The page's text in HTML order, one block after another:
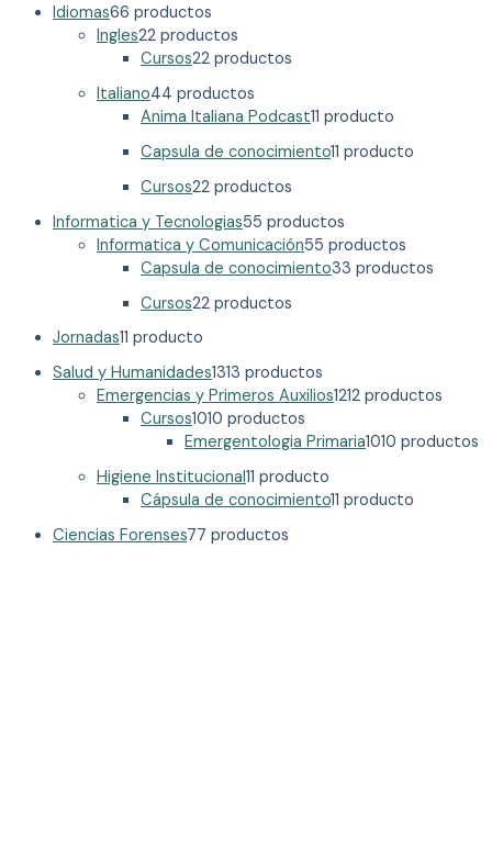
Idiomas66 productos
Ingles22 productos
Cursos22 productos
Italiano44 productos
Anima Italiana Podcast11 producto
Capsula de conocimiento11 producto
Cursos22 productos
Informatica y Tecnologias55 productos
Informatica y Comunicación55 productos
Capsula de conocimiento33 productos
Cursos22 productos
Jornadas11 producto
Salud y Humanidades1313 productos
Emergencias y Primeros Auxilios1212 productos
Cursos1010 productos
Emergentologia Primaria1010 productos
Higiene Institucional11 producto
Cápsula de conocimiento11 producto
Ciencias Forenses77 productos